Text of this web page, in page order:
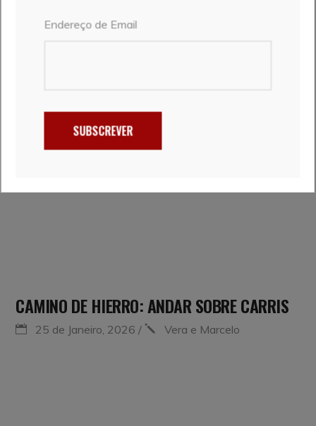
14 de Julho, 2026 Vera e Marcelo
CAMINO DE HIERRO: ANDAR SOBRE CARRIS
25 de Janeiro, 2026 Vera e Marcelo
Endereço de Email
SUBSCREVER